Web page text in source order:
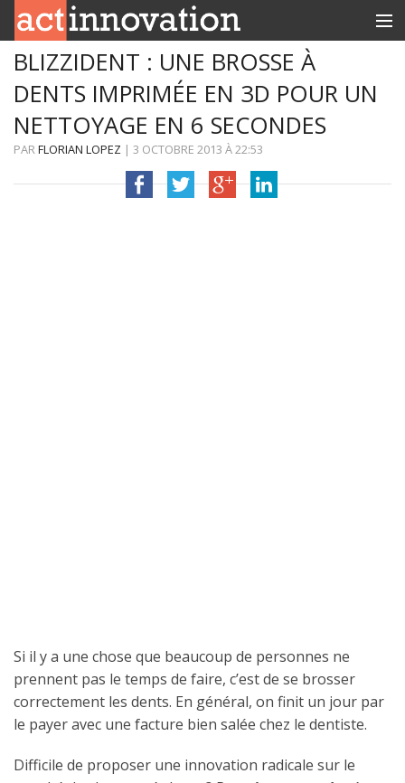
RUBRIQUES
INNOBOX
CONTACT
BLIZZIDENT : UNE BROSSE À
DENTS IMPRIMÉE EN 3D POUR UN
NETTOYAGE EN 6 SECONDES
PARFLORIAN LOPEZ | 3 OCTOBRE 2013 À22:53
Si il y a une chose que beaucoup de personnes ne
prennent pas le temps de faire, c’est de se brosser
correctement les dents. En général, on finit un jour par
le payer avec une facture bien salée chez le dentiste.
Difficile de proposer une innovation radicale sur le